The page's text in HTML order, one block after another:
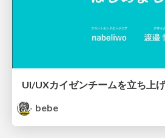
UI/UXカイゼンチームを立ち上
bebe